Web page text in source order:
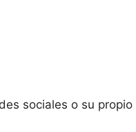
sociales o su